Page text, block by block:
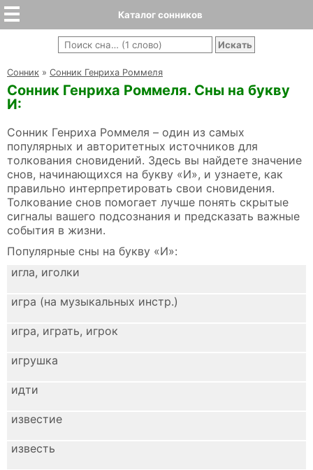
Каталог сонников
Cонник » Сонник Генриха Роммеля
Сонник Генриха Роммеля. Сны на букву
И:
Сонник Генриха Роммеля – один из самых
популярных и авторитетных источников для
толкования сновидений. Здесь вы найдете значение
снов, начинающихся на букву «И», и узнаете, как
правильно интерпретировать свои сновидения.
Толкование снов помогает лучше понять скрытые
сигналы вашего подсознания и предсказать важные
события в жизни.
Популярные сны на букву «И»:
игла, иголки
игра (на музыкальных инстр.)
игра, играть, игрок
игрушка
идти
известие
известь